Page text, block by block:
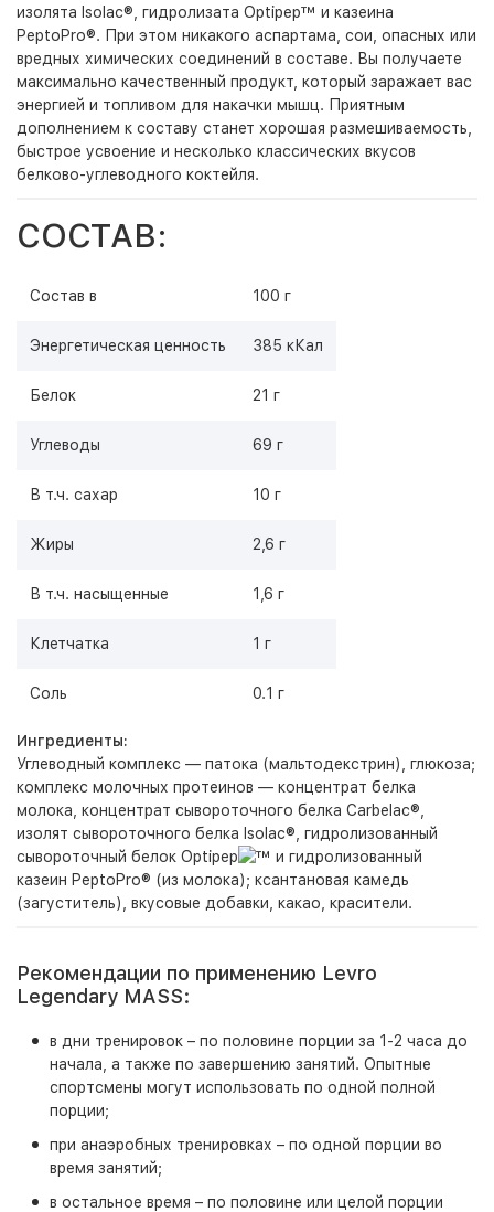
изолята Isolac®, гидролизата Optipep™ и казеина
PeptoPro®. При этом никакого аспартама, сои, опасных или
вредных химических соединений в составе. Вы получаете
максимально качественный продукт, который заражает вас
энергией и топливом для накачки мышц. Приятным
дополнением к составу станет хорошая размешиваемость,
быстрое усвоение и несколько классических вкусов
белково-углеводного коктейля.
СОСТАВ:
Состав в 100 г
Энергетическая ценность 385 кКал
Белок 21 г
Углеводы 69 г
В т.ч. сахар 10 г
Жиры 2,6 г
В т.ч. насыщенные 1,6 г
Клетчатка 1 г
Соль 0.1 г
Ингредиенты:
Углеводный комплекс — патока (мальтодекстрин), глюкоза;
комплекс молочных протеинов — концентрат белка
молока, концентрат сывороточного белка Carbelac®,
изолят сывороточного белка Isolac®, гидролизованный
сывороточный белок Optipep
и гидролизованный
казеин PeptoPro® (из молока); ксантановая камедь
(загуститель), вкусовые добавки, какао, красители.
Рекомендации по применению Levro
Legendary MASS:
в дни тренировок – по половине порции за 1-2 часа до
начала, а также по завершению занятий. Опытные
спортсмены могут использовать по одной полной
порции;
при анаэробных тренировках – по одной порции во
время занятий;
в остальное время – по половине или целой порции